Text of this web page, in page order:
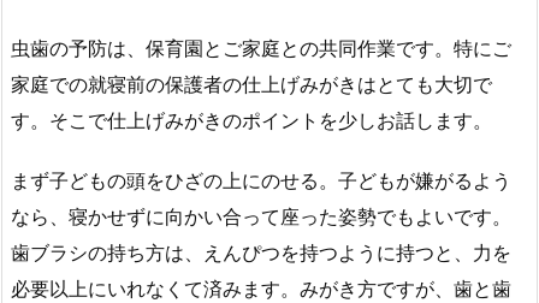
虫歯の予防は、保育園とご家庭との共同作業です。特にご
家庭での就寝前の保護者の仕上げみがきはとても大切で
す。そこで仕上げみがきのポイントを少しお話します。
まず子どもの頭をひざの上にのせる。子どもが嫌がるよう
なら、寝かせずに向かい合って座った姿勢でもよいです。
歯ブラシの持ち方は、えんぴつを持つように持つと、力を
必要以上にいれなくて済みます。みがき方ですが、歯と歯